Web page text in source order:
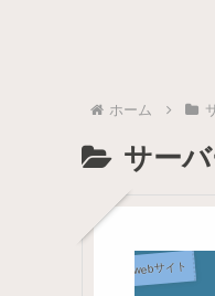
ホーム
サー
webサイト